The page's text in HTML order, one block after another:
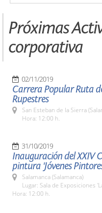
Próximas
corporativa
02/11/2019
Carrera Popular Ruta
Rupestres
San Esteban de la Sierra
Hora: 12:00 h.
31/10/2019
Inauguración del XXIV
pintura 'Jóvenes
Salamanca (Salamanca)
Lugar: Sala de Exposiciones
Hora: 12:00 h.